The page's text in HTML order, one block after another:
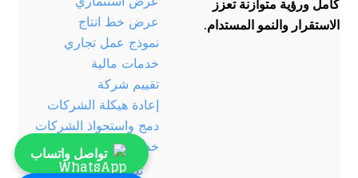
الاستقرار والنمو المستدام.
عرض خط انتاج
نموذج عمل تجاري
خدمات مالية
تقييم شركة
إعادة هيكلة الشركات
دمج واستحواذ الشركات
خدمات هندسية
تصميم معماري
تواصل واتساب